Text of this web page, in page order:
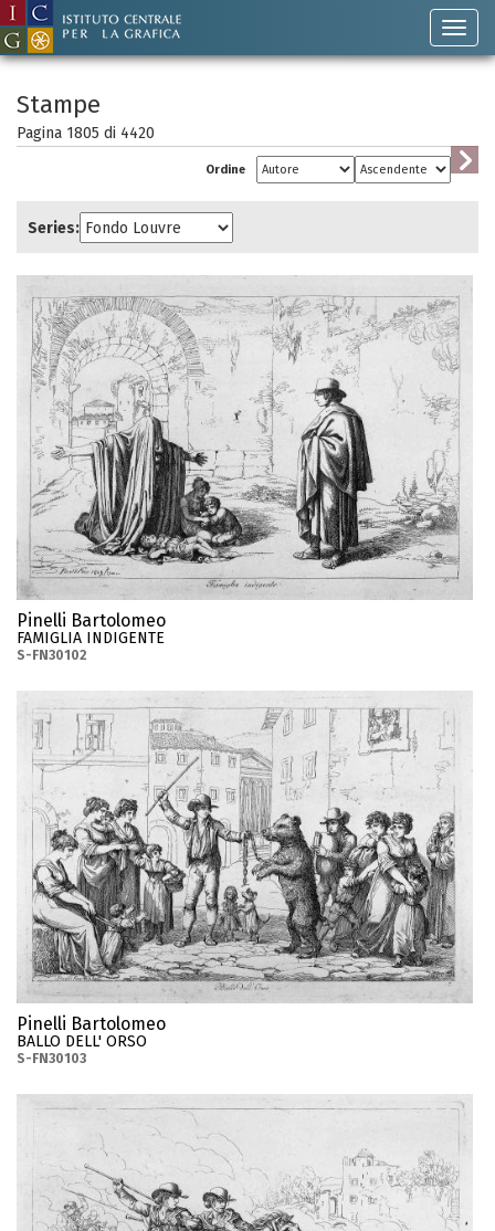
Stampe
Pagina 1805 di 4420
Ordine
Series:
Pinelli Bartolomeo
FAMIGLIA INDIGENTE
S-FN30102
Pinelli Bartolomeo
BALLO DELL' ORSO
S-FN30103